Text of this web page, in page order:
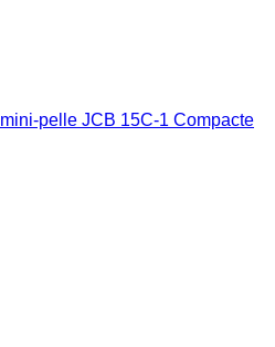
mini-pelle JCB 15C-1 Compacte